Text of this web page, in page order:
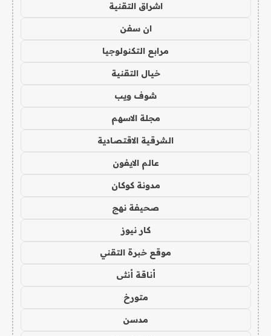
اشراق التقنية
ان سفن
مرابع التكنولوجيا
خيال التقنية
شوف ويب
مجلة الاسهم
الشرقية الاقتصادية
عالم الايفون
مدونة كوكان
صحيفة نهج
كار نيوز
موقع خبرة التقني
أناقة أنثى
متورخ
مدسن